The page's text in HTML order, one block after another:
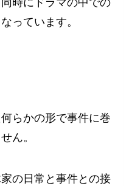
時にドラマの中での
っています。
らかの形で事件に巻
ん。
の日常と事件との接